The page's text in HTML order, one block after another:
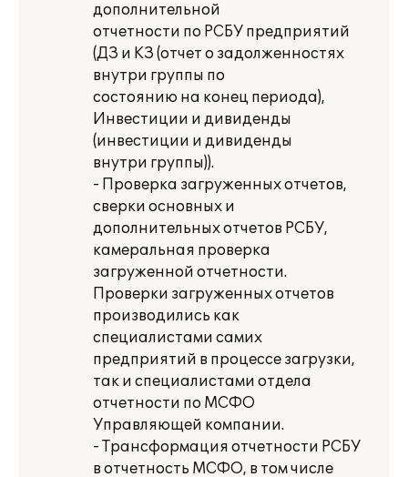
дополнительной
отчетности по РСБУ предприятий
(ДЗ и КЗ (отчет о задолженностях
внутри группы по
состоянию на конец периода),
Инвестиции и дивиденды
(инвестиции и дивиденды
внутри группы)).
- Проверка загруженных отчетов,
сверки основных и
дополнительных отчетов РСБУ,
камеральная проверка
загруженной отчетности.
Проверки загруженных отчетов
производились как
специалистами самих
предприятий в процессе загрузки,
так и специалистами отдела
отчетности по МСФО
Управляющей компании.
- Трансформация отчетности РСБУ
в отчетность МСФО, в том числе